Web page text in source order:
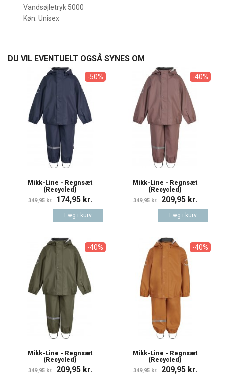
Vandsøjletryk 5000
Køn: Unisex
DU VIL EVENTUELT OGSÅ SYNES OM
-50%
Mikk-Line - Regnsæt
(Recycled)
349,95 kr. 174,95 kr.
Læg i kurv
-40%
Mikk-Line - Regnsæt
(Recycled)
349,95 kr. 209,95 kr.
Læg i kurv
-40%
Mikk-Line - Regnsæt
(Recycled)
349,95 kr. 209,95 kr.
-40%
Mikk-Line - Regnsæt
(Recycled)
349,95 kr. 209,95 kr.